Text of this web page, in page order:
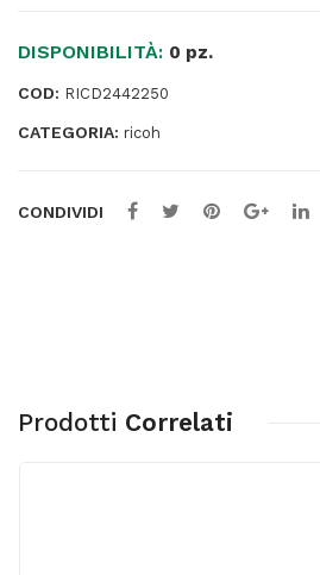
DISPONIBILITÀ: 0 pz.
COD: RICD2442250
CATEGORIA: ricoh
CONDIVIDI
Prodotti Correlati